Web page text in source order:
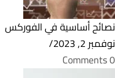
نصائح أساسية في الفوركس
نوفمبر 2, 2023
/
0 Comments